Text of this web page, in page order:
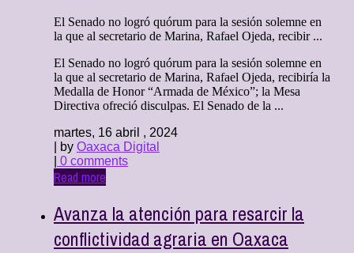
El Senado no logró quórum para la sesión solemne en
la que al secretario de Marina, Rafael Ojeda, recibir ...
El Senado no logró quórum para la sesión solemne en
la que al secretario de Marina, Rafael Ojeda, recibiría la
Medalla de Honor “Armada de México”; la Mesa
Directiva ofreció disculpas. El Senado de la ...
martes, 16 abril , 2024
| by Oaxaca Digital
0 comments
Read more
Avanza la atención para resarcir la
conflictividad agraria en Oaxaca